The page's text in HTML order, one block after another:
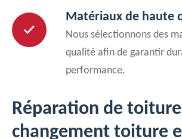
Matériaux de haute
Nous sélectionnons des
qualité afin de garantir
performance.
Réparation de
changement toiture